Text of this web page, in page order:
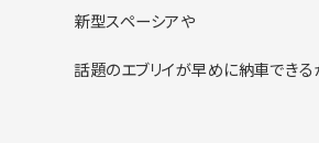
新型スペーシアや
話題のエブリイが早めに納車できる